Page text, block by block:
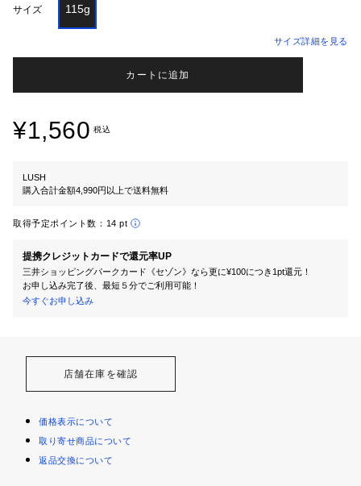
サイズ 115g
サイズ詳細を見る
カートに追加
¥1,560 税込
LUSH
購入合計金額4,990円以上で送料無料
取得予定ポイント数： 14 pt
提携クレジットカードで還元率UP
三井ショッピングパークカード《セゾン》なら更に¥100につき1pt還元！
お申し込み完了後、最短５分でご利用可能！
今すぐお申し込み
店舗在庫を確認
価格表示について
取り寄せ商品について
返品交換について